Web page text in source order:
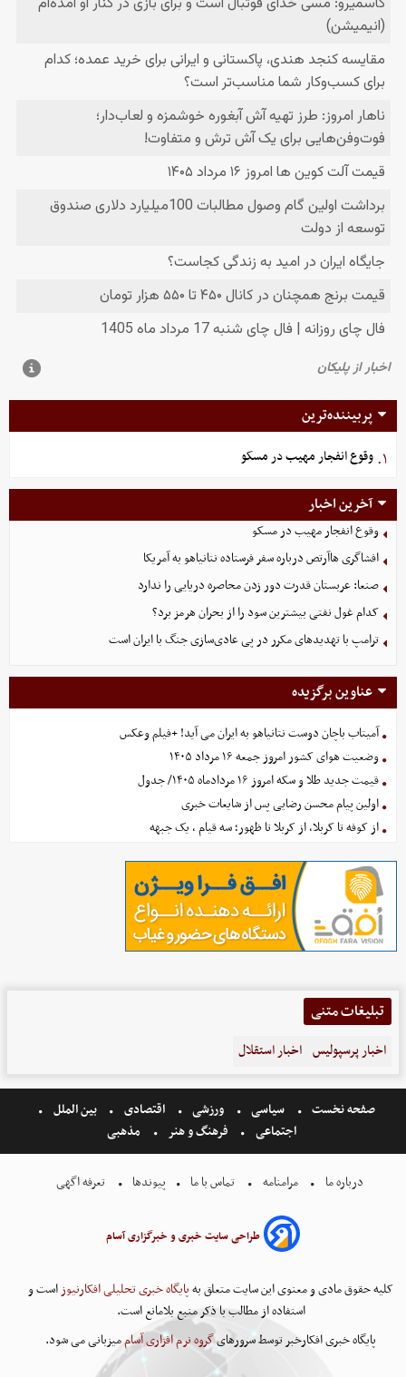
پربیننده‌ترین
۱. وقوع انفجار مهیب در مسکو
آخرین اخبار
وقوع انفجار مهیب در مسکو
افشاگری هاآرتص درباره سفر فرستاده نتانیاهو به آمریکا
صنعا: عربستان قدرت دور زدن محاصره دریایی را ندارد
کدام غول نفتی بیشترین سود را از بحران هرمز برد؟
ترامپ با تهدیدهای مکرر در پی عادی‌سازی جنگ با ایران است
عناوین برگزیده
آمیتاب باچان دوست نتانیاهو به ایران می آید! +فیلم وعکس
وضعیت هوای کشور امروز جمعه ۱۶ مرداد ۱۴۰۵
قیمت جدید طلا و سکه امروز ۱۶ مردادماه ۱۴۰۵/ جدول
اولین پیام محسن رضایی پس از شایعات خبری
از کوفه تا کربلا، از کربلا تا ظهور؛ سه قیام ، یک جبهه
تبلیغات متنی
اخبار پرسپولیس اخبار استقلال
صفحه نخست سیاسی ورزشی اقتصادی
بین الملل
اجتماعی
فرهنگ و هنر مذهبی
درباره ما مرامنامه تماس با ما پیوندها تعرفه اگهی
طراحی سایت خبری و خبرگزاری آسام
کلیه حقوق مادی و معنوی این سایت متعلق بهپایگاه خبری تحلیلی افکارنیوزاست و
استفاده از مطالب با ذکر منبع بلامانع است.
پایگاه خبری افکارخبر توسط سرورهایگروه نرم افزاری آساممیزبانی می شود.